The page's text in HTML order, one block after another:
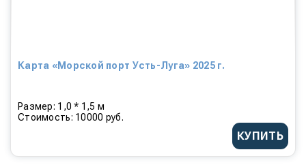
Карта «Морской порт Усть-Луга» 2025 г.
Размер: 1,0 * 1,5 м
Стоимость: 10000 руб.
КУПИТЬ